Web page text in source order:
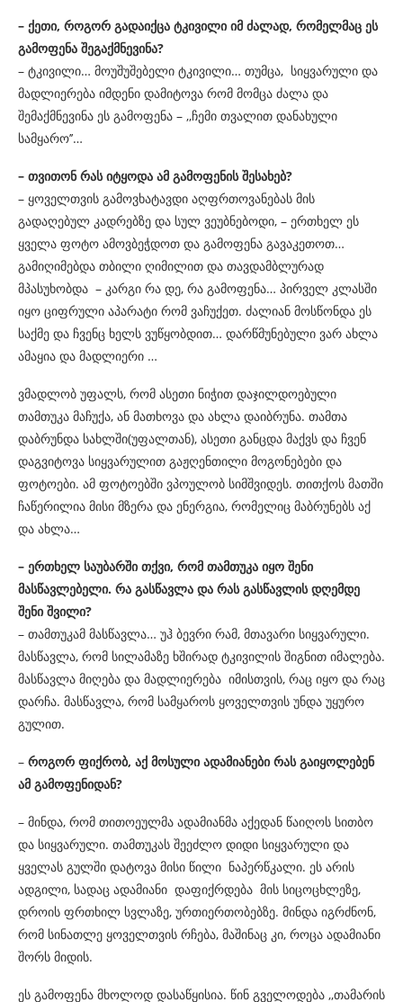
– ქეთი, როგორ გადაიქცა ტკივილი იმ ძალად, რომელმაც ეს
გამოფენა შეგაქმნევინა?
– ტკივილი… მოუშუშებელი ტკივილი… თუმცა, სიყვარული და
მადლიერება იმდენი დამიტოვა რომ მომცა ძალა და
შემაქმნევინა ეს გამოფენა – ,,ჩემი თვალით დანახული
სამყარო’’…
– თვითონ რას იტყოდა ამ გამოფენის შესახებ?
– ყოველთვის გამოვხატავდი აღფრთოვანებას მის
გადაღებულ კადრებზე და სულ ვეუბნებოდი, – ერთხელ ეს
ყველა ფოტო ამოვბეჭდოთ და გამოფენა გავაკეთოთ…
გამიღიმებდა თბილი ღიმილით და თავდამბლურად
მპასუხობდა – კარგი რა დე, რა გამოფენა… პირველ კლასში
იყო ციფრული აპარატი რომ ვაჩუქეთ. ძალიან მოსწონდა ეს
საქმე და ჩვენც ხელს ვუწყობდით… დარწმუნებული ვარ ახლა
ამაყია და მადლიერი …
ვმადლობ უფალს, რომ ასეთი ნიჭით დაჯილდოებული
თამთუკა მაჩუქა, ან მათხოვა და ახლა დაიბრუნა. თამთა
დაბრუნდა სახლში(უფალთან), ასეთი განცდა მაქვს და ჩვენ
დაგვიტოვა სიყვარულით გაჟღენთილი მოგონებები და
ფოტოები. ამ ფოტოებში ვპოულობ სიმშვიდეს. თითქოს მათში
ჩაწერილია მისი მზერა და ენერგია, რომელიც მაბრუნებს აქ
და ახლა…
– ერთხელ საუბარში თქვი, რომ თამთუკა იყო შენი
მასწავლებელი. რა გასწავლა და რას გასწავლის დღემდე
შენი შვილი?
– თამთუკამ მასწავლა… უჰ ბევრი რამ, მთავარი სიყვარული.
მასწავლა, რომ სილამაზე ხშირად ტკივილის შიგნით იმალება.
მასწავლა მიღება და მადლიერება იმისთვის, რაც იყო და რაც
დარჩა. მასწავლა, რომ სამყაროს ყოველთვის უნდა უყურო
გულით.
– როგორ ფიქრობ, აქ მოსული ადამიანები რას გაიყოლებენ
ამ გამოფენიდან?
– მინდა, რომ თითოეულმა ადამიანმა აქედან წაიღოს სითბო
და სიყვარული. თამთუკას შეეძლო დიდი სიყვარული და
ყველას გულში დატოვა მისი წილი ნაპერწკალი. ეს არის
ადგილი, სადაც ადამიანი დაფიქრდება მის სიცოცხლეზე,
დროის ფრთხილ სვლაზე, ურთიერთობებზე. მინდა იგრძნონ,
რომ სინათლე ყოველთვის რჩება, მაშინაც კი, როცა ადამიანი
შორს მიდის.
ეს გამოფენა მხოლოდ დასაწყისია. წინ გველოდება ,,თამარის